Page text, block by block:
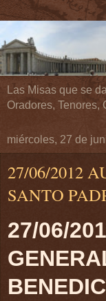
Las Misas que se
Oradores, Tenores,
miércoles, 27 de
27/06/2012
SANTO
27/06/